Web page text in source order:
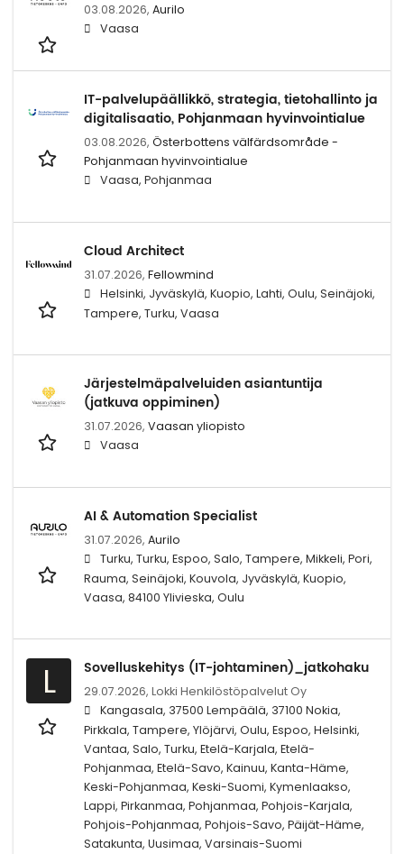
03.08.2026, Aurilo
Vaasa
IT-palvelupäällikkö, strategia, tietohallinto ja
digitalisaatio, Pohjanmaan hyvinvointialue
03.08.2026, Österbottens välfärdsområde -
Pohjanmaan hyvinvointialue
Vaasa, Pohjanmaa
Cloud Architect
31.07.2026, Fellowmind
Helsinki, Jyväskylä, Kuopio, Lahti, Oulu, Seinäjoki,
Tampere, Turku, Vaasa
Järjestelmäpalveluiden asiantuntija
(jatkuva oppiminen)
31.07.2026, Vaasan yliopisto
Vaasa
AI & Automation Specialist
31.07.2026, Aurilo
Turku, Turku, Espoo, Salo, Tampere, Mikkeli, Pori,
Rauma, Seinäjoki, Kouvola, Jyväskylä, Kuopio,
Vaasa, 84100 Ylivieska, Oulu
L Sovelluskehitys (IT-johtaminen)_jatkohaku
29.07.2026, Lokki Henkilöstöpalvelut Oy
Kangasala, 37500 Lempäälä, 37100 Nokia,
Pirkkala, Tampere, Ylöjärvi, Oulu, Espoo, Helsinki,
Vantaa, Salo, Turku, Etelä-Karjala, Etelä-
Pohjanmaa, Etelä-Savo, Kainuu, Kanta-Häme,
Keski-Pohjanmaa, Keski-Suomi, Kymenlaakso,
Lappi, Pirkanmaa, Pohjanmaa, Pohjois-Karjala,
Pohjois-Pohjanmaa, Pohjois-Savo, Päijät-Häme,
Satakunta, Uusimaa, Varsinais-Suomi